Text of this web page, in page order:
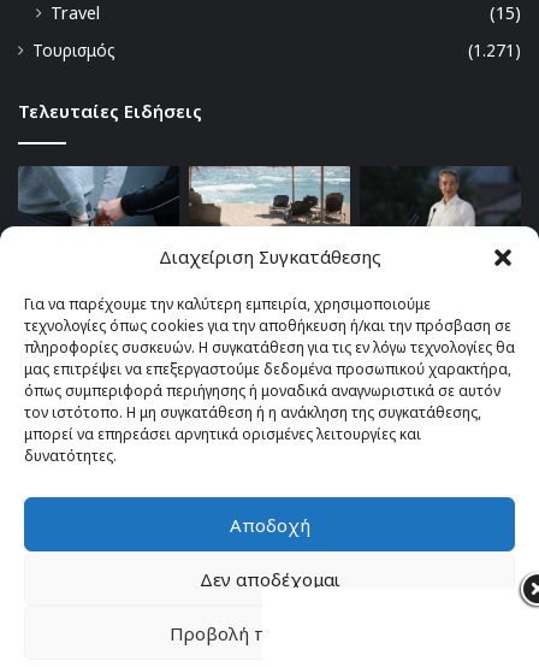
Διαχείριση Συγκατάθεσης
Για να παρέχουμε την καλύτερη εμπειρία, χρησιμοποιούμε
τεχνολογίες όπως cookies για την αποθήκευση ή/και την πρόσβαση σε
πληροφορίες συσκευών. Η συγκατάθεση για τις εν λόγω τεχνολογίες θα
μας επιτρέψει να επεξεργαστούμε δεδομένα προσωπικού χαρακτήρα,
όπως συμπεριφορά περιήγησης ή μοναδικά αναγνωριστικά σε αυτόν
τον ιστότοπο. Η μη συγκατάθεση ή η ανάκληση της συγκατάθεσης,
μπορεί να επηρεάσει αρνητικά ορισμένες λειτουργίες και
δυνατότητες.
Αποδοχή
Δεν αποδέχομαι
Προβολή προτιμήσεων
Travel
(15)
Τουρισμός
(1.271)
Τελευταίες Ειδήσεις
© Copyright 2026, All Rights Reserved |TOP fm 102.4